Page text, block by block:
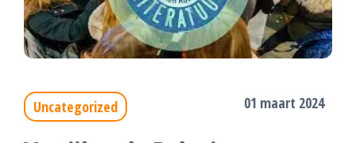
Uncategorized 01 maart 2024